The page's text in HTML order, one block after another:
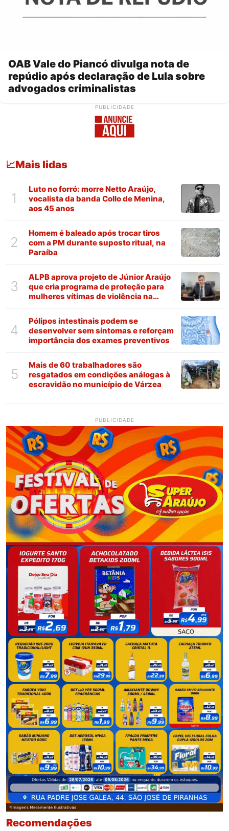
OAB Vale do Piancó divulga nota de
repúdio após declaração de Lula sobre
advogados criminalistas
PUBLICIDADE
📈Mais lidas
1
Luto no forró: morre Netto Araújo,
vocalista da banda Collo de Menina,
aos 45 anos
2
Homem é baleado após trocar tiros
com a PM durante suposto ritual, na
Paraíba
3
ALPB aprova projeto de Júnior Araújo
que cria programa de proteção para
mulheres vítimas de violência na
4
Pólipos intestinais podem se
desenvolver sem sintomas e reforçam
importância dos exames preventivos
5
Mais de 60 trabalhadores são
resgatados em condições análogas à
escravidão no município de Várzea
PUBLICIDADE
Recomendações